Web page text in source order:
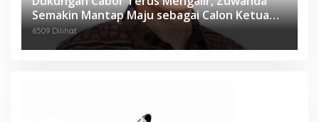
Semakin Mantap Maju sebagai Calon Ketua
KONI
6509 Dilihat